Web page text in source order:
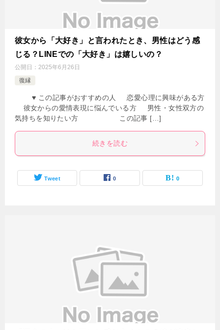
彼女から「大好き」と言われたとき、男性はどう感
じる？LINEでの「大好き」は嬉しいの？
公開日： 2025年6月26日
復縁
♥ この記事がおすすめの人 恋愛心理に興味がある方
彼女からの愛情表現に悩んでいる方 男性・女性双方の
気持ちを知りたい方 この記事 […]
続きを読む
Tweet 0 0